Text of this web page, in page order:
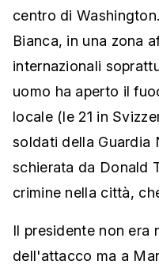
centro di
Bianca, in una zona
internazionali
uomo ha aperto il
locale (le 21 in
soldati della Guardia
schierata da Donald
crimine nella città,
Il presidente non era
dell'attacco ma a